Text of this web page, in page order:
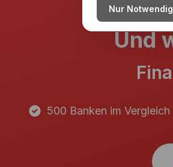
Und
500 Banken im Vergleich
Nur